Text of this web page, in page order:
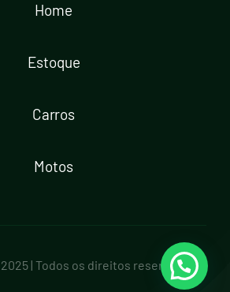
Home
Estoque
Carros
Motos
| Todos os direitos reservados.